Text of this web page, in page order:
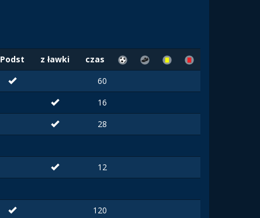
Podst z ławki
czas
60
16
28
12
120